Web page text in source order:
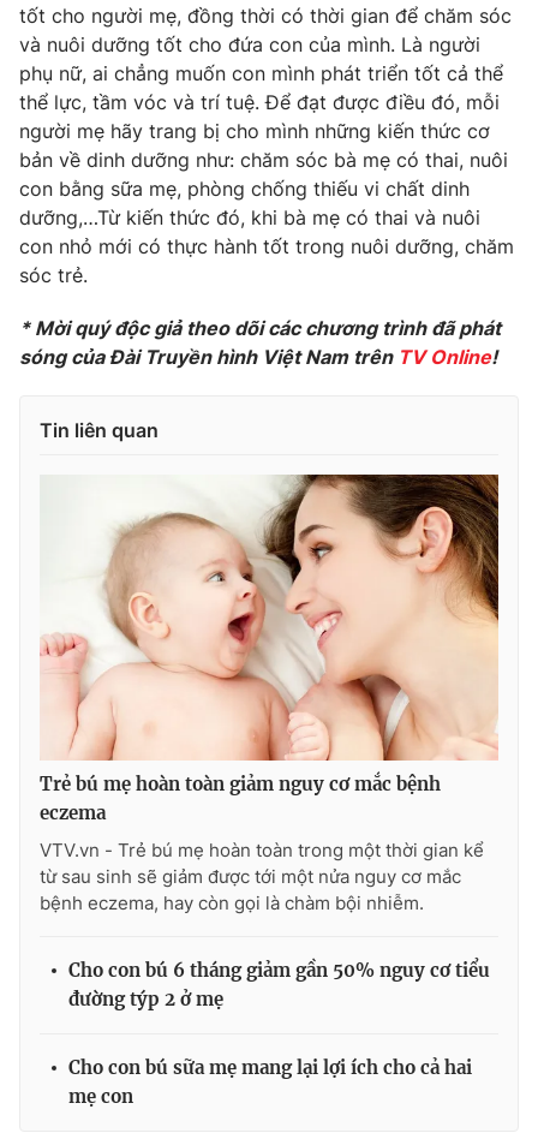
tốt cho người mẹ, đồng thời có thời gian để chăm sóc
và nuôi dưỡng tốt cho đứa con của mình. Là người
phụ nữ, ai chẳng muốn con mình phát triển tốt cả thể
thể lực, tầm vóc và trí tuệ. Để đạt được điều đó, mỗi
người mẹ hãy trang bị cho mình những kiến thức cơ
bản về dinh dưỡng như: chăm sóc bà mẹ có thai, nuôi
con bằng sữa mẹ, phòng chống thiếu vi chất dinh
dưỡng,…Từ kiến thức đó, khi bà mẹ có thai và nuôi
con nhỏ mới có thực hành tốt trong nuôi dưỡng, chăm
sóc trẻ.
* Mời quý độc giả theo dõi các chương trình đã phát
sóng của Đài Truyền hình Việt Nam trên TV Online!
Tin liên quan
Trẻ bú mẹ hoàn toàn giảm nguy cơ mắc bệnh
eczema
VTV.vn - Trẻ bú mẹ hoàn toàn trong một thời gian kể
từ sau sinh sẽ giảm được tới một nửa nguy cơ mắc
bệnh eczema, hay còn gọi là chàm bội nhiễm.
Cho con bú 6 tháng giảm gần 50% nguy cơ tiểu
đường týp 2 ở mẹ
Cho con bú sữa mẹ mang lại lợi ích cho cả hai
mẹ con